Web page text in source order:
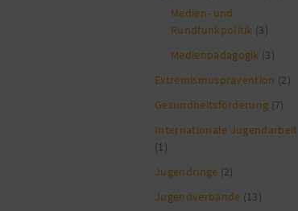
Medien- und
Rundfunkpolitik (3)
Medienpädagogik (3)
Extremismusprävention (2)
Gesundheitsförderung (7)
Internationale Jugendarbeit
(1)
Jugendringe (2)
Jugendverbände (13)